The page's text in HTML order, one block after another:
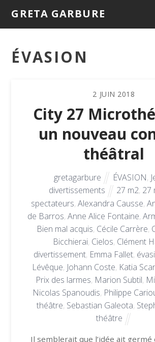
GRETA GARBURE
ÉVASION
2 JUIN 2018
City 27
un nouveau
théâtral
gretagarbure ÉVASION,
divertissements
27 m2, 27
spectateurs, Alexandra Causse,
de Barros, Anne Alice Fontaine,
Bien mal acquis, Cécile Carrère,
Bicchierai, Cielos, Clément
divertissement, Emma Fallet,
Lévêque, Johann Coste, Katia
Prix des larmes, Marion Subtil,
Nicolas Spanoudis, Philippe
théâtre, Sebastian Galeota,
théâtre
Il semblerait que l’idée ait germé